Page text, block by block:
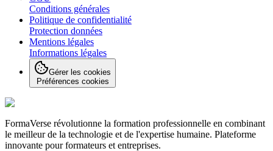
Conditions générales
Politique de confidentialité
Protection données
Mentions légales
Informations légales
Gérer les cookies
Préférences cookies
FormaVerse révolutionne la formation professionnelle en combinant
le meilleur de la technologie et de l'expertise humaine. Plateforme
innovante pour formateurs et entreprises.